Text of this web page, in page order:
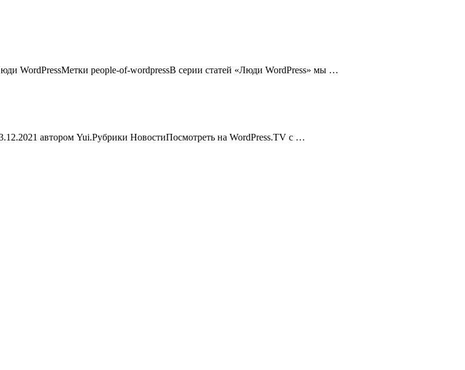
WordPressМетки people-of-wordpressВ серии статей «Люди WordPress» мы …
автором Yui.Рубрики НовостиПосмотреть на WordPress.TV с …